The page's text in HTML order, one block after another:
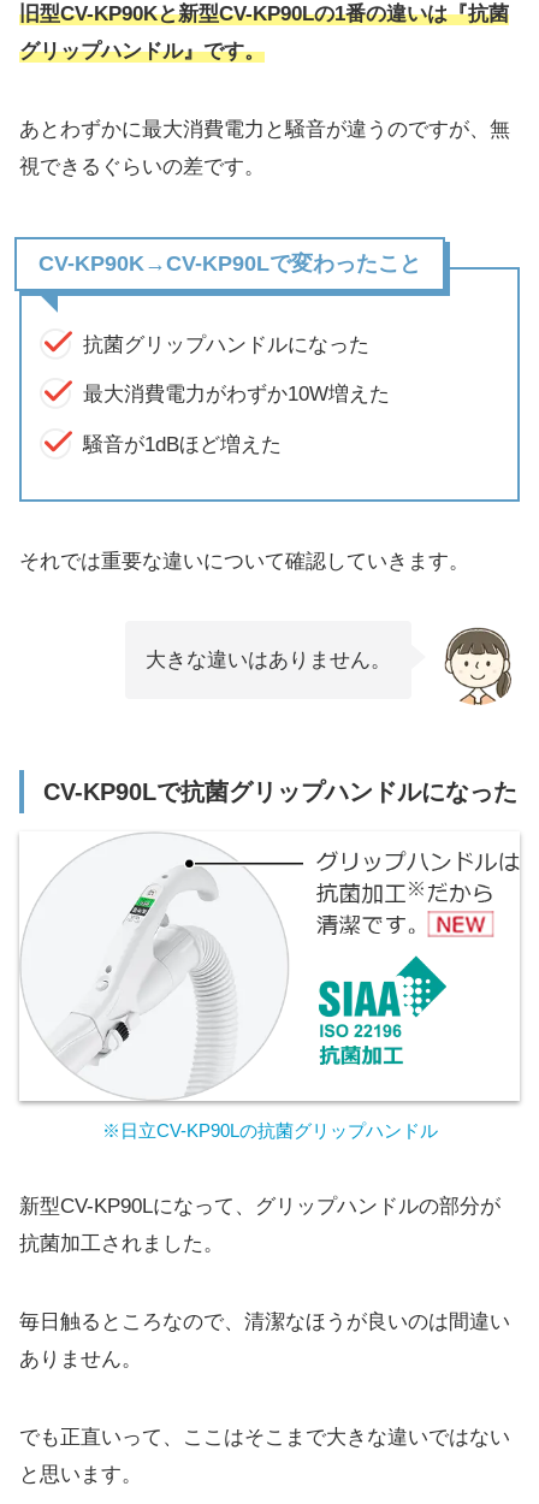
旧型CV-KP90Kと新型CV-KP90Lの1番の違いは『抗菌
グリップハンドル』です。
あとわずかに最大消費電力と騒音が違うのですが、無
視できるぐらいの差です。
CV-KP90K→CV-KP90Lで変わったこと
抗菌グリップハンドルになった
最大消費電力がわずか10W増えた
騒音が1dBほど増えた
それでは重要な違いについて確認していきます。
大きな違いはありません。
CV-KP90Lで抗菌グリップハンドルになった
※日立CV-KP90Lの抗菌グリップハンドル
新型CV-KP90Lになって、グリップハンドルの部分が
抗菌加工されました。
毎日触るところなので、清潔なほうが良いのは間違い
ありません。
でも正直いって、ここはそこまで大きな違いではない
と思います。